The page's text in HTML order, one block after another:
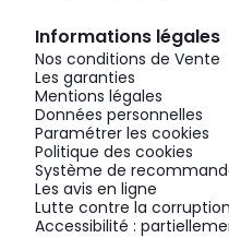
Informations légales
Nos conditions de Vente
Les garanties
Mentions légales
Données personnelles
Paramétrer les cookies
Politique des cookies
Système de
Les avis en ligne
Lutte contre la corruption
Accessibilité :